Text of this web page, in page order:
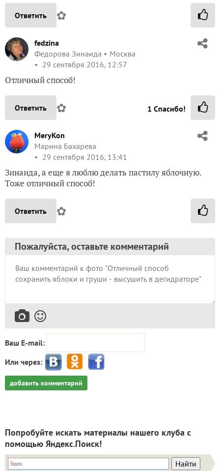
Ответить ✿
fedzina
Федорова Зинаида
Москва
29 сентября 2016, 12:57
Отличный способ!
Ответить ✿ 1 Спасибо!
MeryKon
Марина Бахарева
29 сентября 2016, 13:41
Зинаида, а еще я люблю делать пастилу яблочную.
Тоже отличный способ!
Ответить ✿
Пожалуйста, оставьте комментарий
Ваш E-mail:
Или через:
добавить комментарий
Попробуйте искать материалы нашего клуба с
помощью Яндекс.Поиск!